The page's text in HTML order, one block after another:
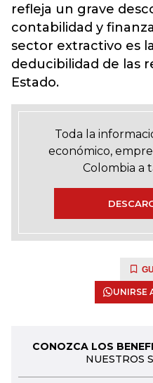
refleja un grave
contabilidad y
sector extractivo es
deducibilidad de las
Estado.
Toda la
económico,
Colombia a
UNIRSE
CONOZCA LOS
NUESTROS